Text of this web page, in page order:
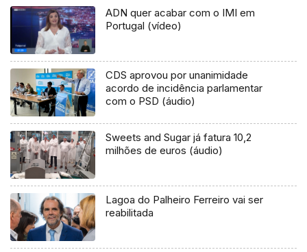
ADN quer acabar com o IMI em
Portugal (vídeo)
CDS aprovou por unanimidade
acordo de incidência parlamentar
com o PSD (áudio)
Sweets and Sugar já fatura 10,2
milhões de euros (áudio)
Lagoa do Palheiro Ferreiro vai ser
reabilitada